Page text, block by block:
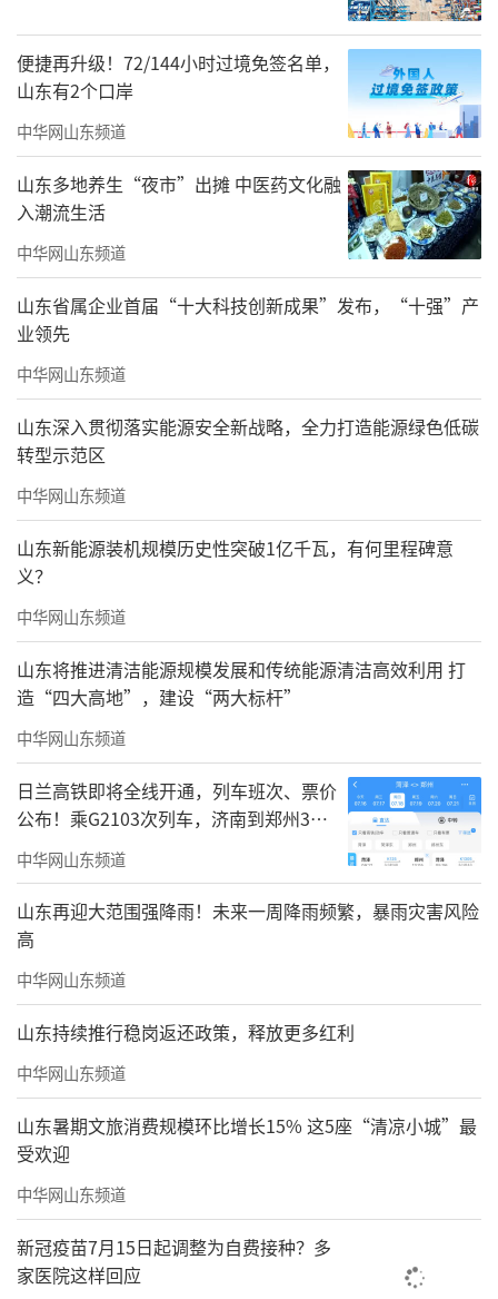
便捷再升级！72/144小时过境免签名单，
山东有2个口岸
中华网山东频道
山东多地养生“夜市”出摊 中医药文化融
入潮流生活
中华网山东频道
山东省属企业首届“十大科技创新成果”发布，“十强”产
业领先
中华网山东频道
山东深入贯彻落实能源安全新战略，全力打造能源绿色低碳
转型示范区
中华网山东频道
山东新能源装机规模历史性突破1亿千瓦，有何里程碑意
义？
中华网山东频道
山东将推进清洁能源规模发展和传统能源清洁高效利用 打
造“四大高地”，建设“两大标杆”
中华网山东频道
日兰高铁即将全线开通，列车班次、票价
公布！乘G2103次列车，济南到郑州3小
时到达
中华网山东频道
山东再迎大范围强降雨！未来一周降雨频繁，暴雨灾害风险
高
中华网山东频道
山东持续推行稳岗返还政策，释放更多红利
中华网山东频道
山东暑期文旅消费规模环比增长15% 这5座“清凉小城”最
受欢迎
中华网山东频道
新冠疫苗7月15日起调整为自费接种？多
家医院这样回应